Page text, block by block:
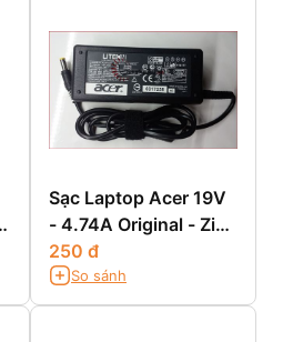
Sạc Laptop Acer 19V
- 4.74A Original - Zin
Chính Hãng
250 đ
So sánh